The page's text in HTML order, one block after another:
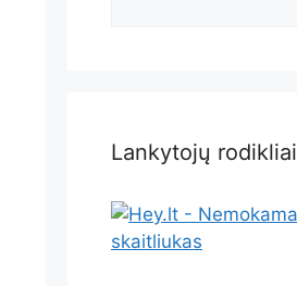
Lankytojų rodikliai